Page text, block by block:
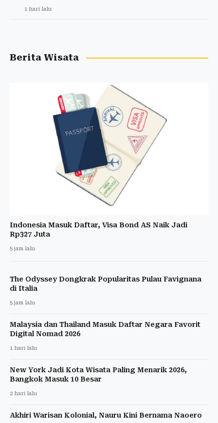
1 hari lalu
Berita Wisata
Indonesia Masuk Daftar, Visa Bond AS Naik Jadi
Rp327 Juta
5 jam lalu
The Odyssey Dongkrak Popularitas Pulau Favignana
di Italia
5 jam lalu
Malaysia dan Thailand Masuk Daftar Negara Favorit
Digital Nomad 2026
1 hari lalu
New York Jadi Kota Wisata Paling Menarik 2026,
Bangkok Masuk 10 Besar
2 hari lalu
Akhiri Warisan Kolonial, Nauru Kini Bernama Naoero